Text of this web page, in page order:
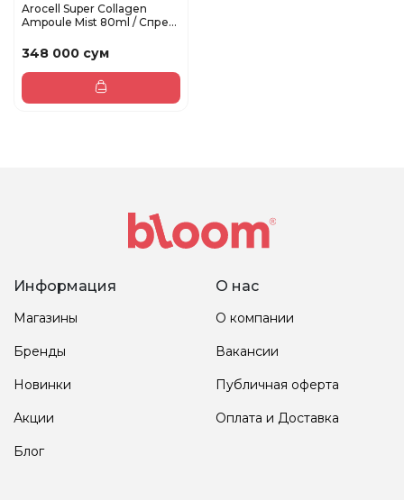
Arocell Super Collagen
Ampoule Mist 80ml / Спрей-
348 000 сум
Информация
Магазины
Бренды
Новинки
Акции
Блог
О нас
О компании
Вакансии
Публичная оферта
Оплата и Доставка